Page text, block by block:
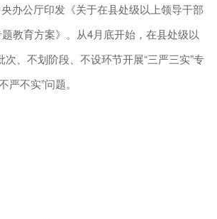
公厅印发《关于在县处级以上领导干部
题教育方案》。从4月底开始，在县处级以
次、不划阶段、不设环节开展“三严三实”专
严不实”问题。